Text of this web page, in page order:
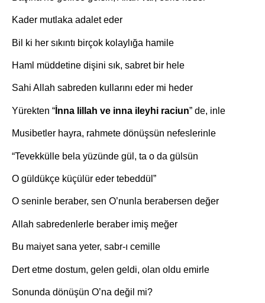
Kader mutlaka adalet eder
Bil ki her sıkıntı birçok kolaylığa hamile
Haml müddetine dişini sık, sabret bir hele
Sahi Allah sabreden kullarını eder mi heder
Yürekten “ İnna lillah ve inna ileyhi raciun” de, inle
Musibetler hayra, rahmete dönüşsün nefeslerinle
“Tevekkülle bela yüzünde gül, ta o da gülsün
O güldükçe küçülür eder tebeddül”
O seninle beraber, sen O’nunla berabersen değer
Allah sabredenlerle beraber imiş meğer
Bu maiyet sana yeter, sabr-ı cemille
Dert etme dostum, gelen geldi, olan oldu emirle
Sonunda dönüşün O’na değil mi?